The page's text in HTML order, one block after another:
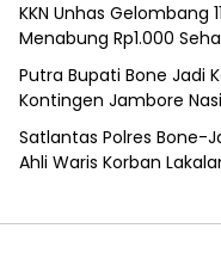
KKN Unhas Gelombang
Menabung Rp1.000
Putra Bupati Bone Jadi
Kontingen Jambore
Satlantas Polres Bone-
Ahli Waris Korban